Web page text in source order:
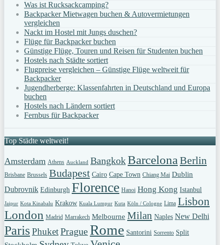
Was ist Rucksackcamping?
Backpacker Mietwagen buchen & Autovermietungen
vergleichen
Nackt im Hostel mit Jungs duschen?
Flüge für Backpacker buchen
Günstige Flüge, Touren und Reisen für Studenten buchen
Hostels nach Städte sortiert
Flugpreise vergleichen – Günstige Flüge weltweit für
Backpacker
Jugendherberge: Klassenfahrten in Deutschland und Europa
buchen
Hostels nach Ländern sortiert
Fernbus für Backpacker
Top Städte weltweit!
Amsterdam Athens Auckland BangkokBarcelonaBerlin
Brisbane Brussels Budapest Cairo Cape Town Chiang Mai Dublin
Dubrovnik Edinburgh Florence Hanoi Hong Kong Istanbul
Jaipur Kota Kinabalu Krakow Kuala Lumpur Kuta Köln / Cologne Lima Lisbon
London Madrid Marrakech Melbourne Milan Naples New Delhi
ParisPhuketPragueRome Santorini Sorrento Split